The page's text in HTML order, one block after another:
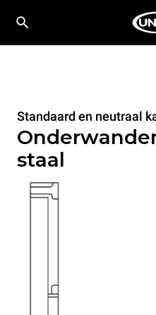
Standaard en neutraal
staal